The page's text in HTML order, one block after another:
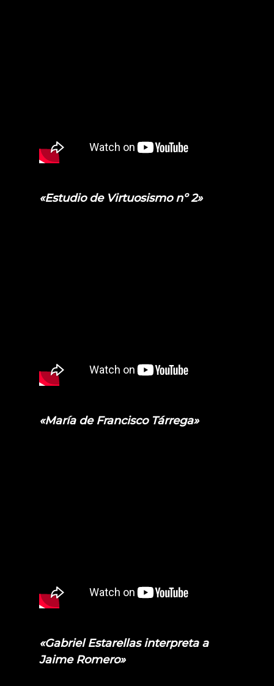
«Estudio de Virtuosismo nº 2»
«María de Francisco Tárrega»
«Gabriel Estarellas interpreta a
Jaime Romero»